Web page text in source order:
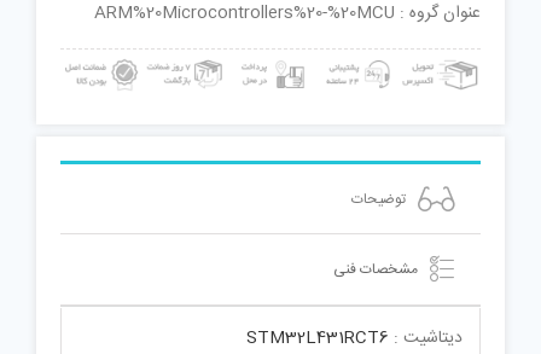
عنوان گروه : ARM%20Microcontrollers%20-%20MCU
توضیحات
مشخصات فنی
دیتاشیت : STM32L431RCT6